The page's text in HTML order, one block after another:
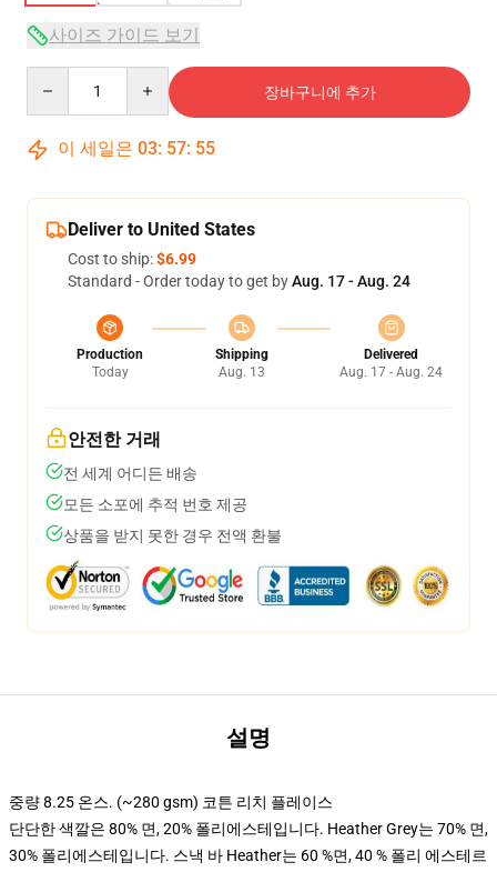
사이즈 가이드 보기
장바구니에 추가
이 세일은 03: 57: 54
Deliver to United States
Cost to ship:$6.99
Standard - Order today to get byAug. 17 - Aug. 24
Production
Today
Shipping
Aug. 13
Delivered
Aug. 17 - Aug. 24
안전한 거래
전 세계 어디든 배송
모든 소포에 추적 번호 제공
상품을 받지 못한 경우 전액 환불
설명
중량 8.25 온스. (~280 gsm) 코튼 리치 플레이스
단단한 색깔은 80% 면, 20% 폴리에스테입니다. Heather Grey는 70% 면,
30% 폴리에스테입니다. 스낵 바 Heather는 60 %면, 40 % 폴리 에스테르